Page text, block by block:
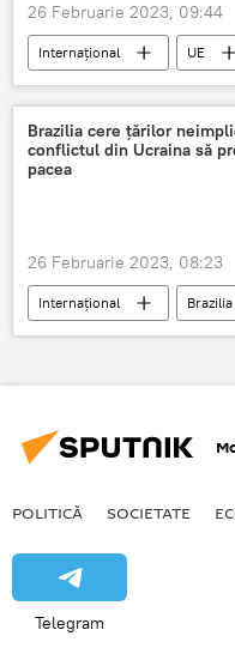
26 Februarie 2023, 09:44
Internațional UE
sancțiuni
Brazilia cere ţărilor
conflictul din Ucraina să
pacea
26 Februarie 2023, 08:23
Internațional Brazilia
pace
Ucraina
POLITICĂ SOCIETATE
Telegram